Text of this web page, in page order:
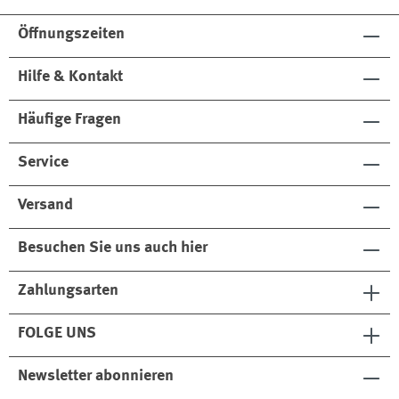
Öffnungszeiten
Hilfe & Kontakt
Häufige Fragen
Service
Versand
Besuchen Sie uns auch hier
Zahlungsarten
FOLGE UNS
Newsletter abonnieren